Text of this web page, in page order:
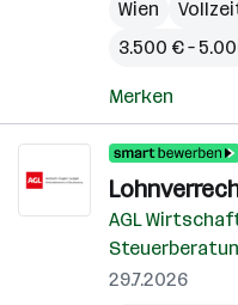
Wien
3.500 € –
Merken
AGL
29.7.2026